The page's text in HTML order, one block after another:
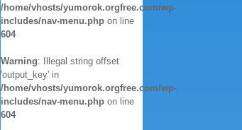
/home/vhosts/yumorok.orgfree.com/wp-
includes/nav-menu.php on line
604
Warning: Illegal string offset
'output_key' in
/home/vhosts/yumorok.orgfree.com/wp-
includes/nav-menu.php on line
604